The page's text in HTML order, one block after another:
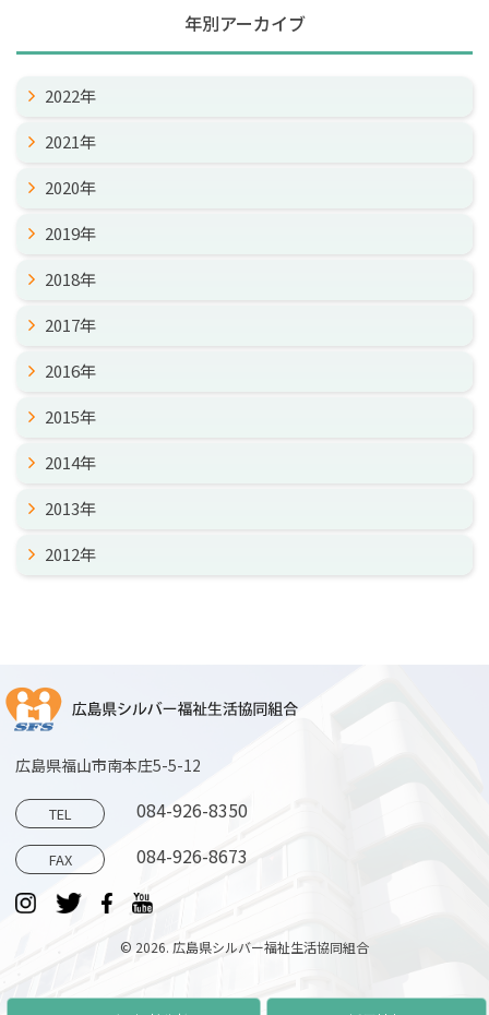
年別アーカイブ
2022年
2021年
2020年
2019年
2018年
2017年
2016年
2015年
2014年
2013年
2012年
広島県福山市南本庄5-5-12
TEL 084-926-8350
FAX 084-926-8673
© 2026. 広島県シルバー福祉生活協同組合